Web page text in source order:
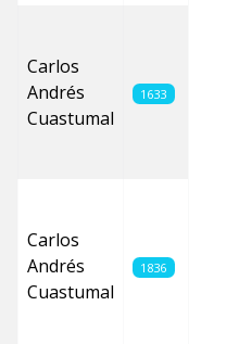
Carlos
Andrés
Cuastumal
1633
Carlos
Andrés
Cuastumal
1836